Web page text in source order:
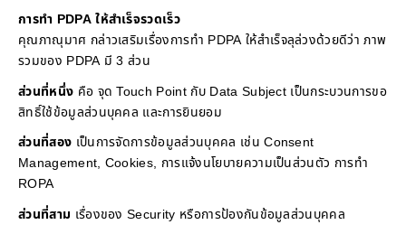
การทำ PDPA ให้สำเร็จรวดเร็ว
คุณภาณุมาศ กล่าวเสริมเรื่องการทำ PDPA ให้สำเร็จลุล่วงด้วยดีว่า ภาพ
รวมของ PDPA มี 3 ส่วน
ส่วนที่หนึ่ง คือ จุด Touch Point กับ Data Subject เป็นกระบวนการขอ
สิทธิ์ใช้ข้อมูลส่วนบุคคล และการยินยอม
ส่วนที่สอง เป็นการจัดการข้อมูลส่วนบุคคล เช่น Consent
Management, Cookies, การแจ้งนโยบายความเป็นส่วนตัว การทำ
ROPA
ส่วนที่สาม เรื่องของ Security หรือการป้องกันข้อมูลส่วนบุคคล